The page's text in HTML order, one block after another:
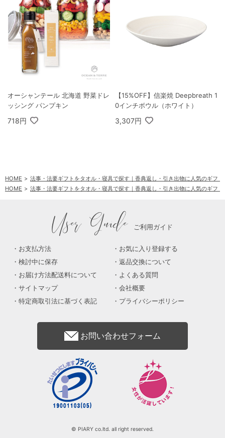
オーシャンテール 北海道 野菜ドレ
ッシング パンプキン
718円
【15%OFF】信楽焼 Deepbreath 1
0インチボウル（ホワイト）
3,307円
HOME
法事・法要ギフトをタオル・寝具で探す｜香典返し・引き出物に人気のギフト
HOME
法事・法要ギフトをタオル・寝具で探す｜香典返し・引き出物に人気のギフト
User Guide ご利用ガイド
お支払方法
お気に入り登録する
検討中に保存
返品交換について
お届け方法配送料について
よくある質問
サイトマップ
会社概要
特定商取引法に基づく表記
プライバシーポリシー
お問い合わせフォーム
© PIARY co.ltd. all right reserved.